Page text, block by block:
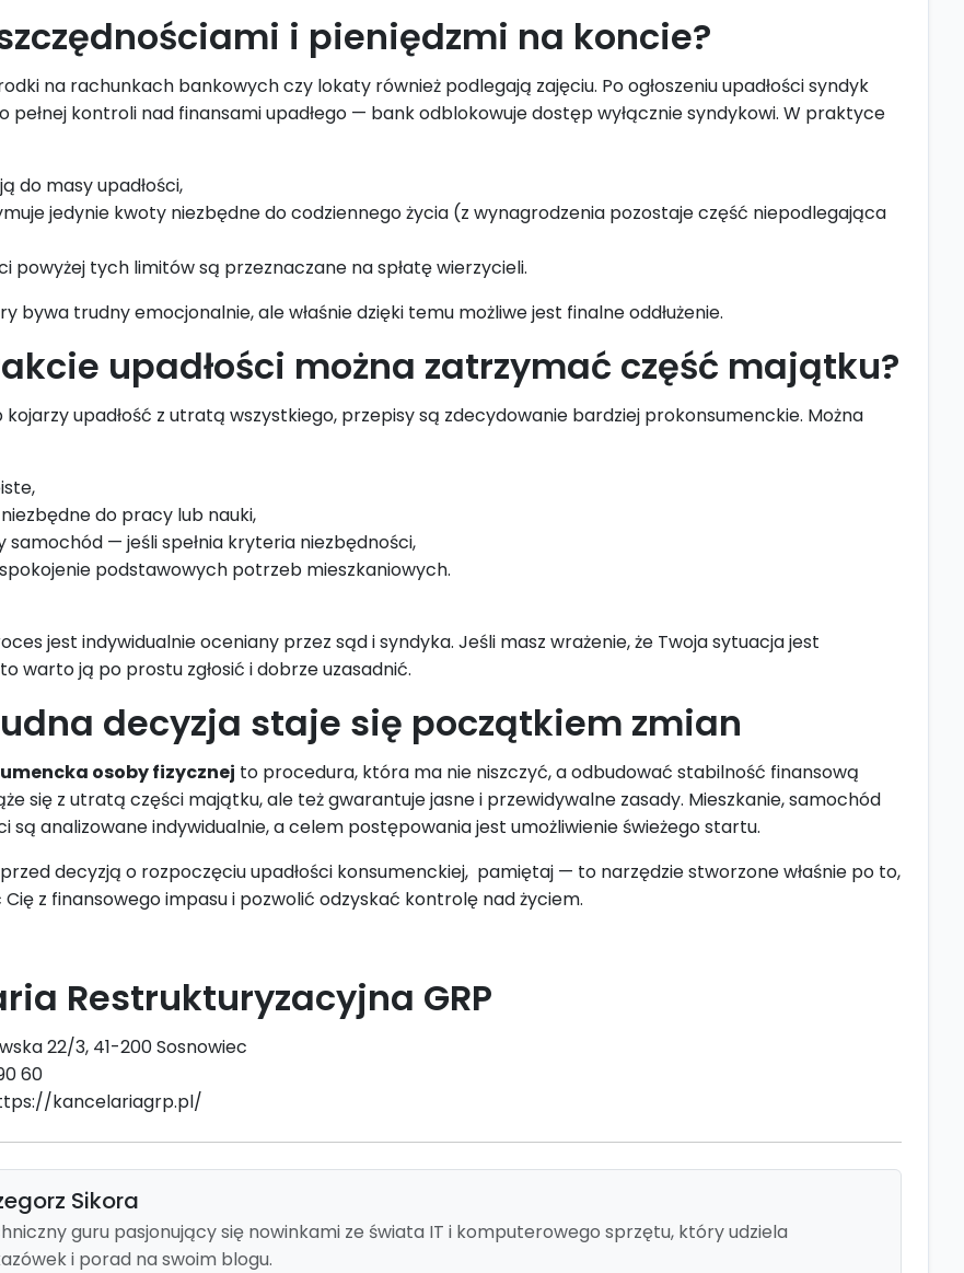
i pieniędzmi na koncie?
na rachunkach bankowych czy lokaty również podlegają zajęciu. Po ogłoszeniu upadłości syndyk
pełnej kontroli nad finansami upadłego — bank odblokowuje dostęp wyłącznie syndykowi. W praktyce
do masy upadłości,
jedynie kwoty niezbędne do codziennego życia (z wynagrodzenia pozostaje część niepodlegająca
powyżej tych limitów są przeznaczane na spłatę wierzycieli.
bywa trudny emocjonalnie, ale właśnie dzięki temu możliwe jest finalne oddłużenie.
upadłości można zatrzymać część majątku?
kojarzy upadłość z utratą wszystkiego, przepisy są zdecydowanie bardziej prokonsumenckie. Można
do pracy lub nauki,
samochód — jeśli spełnia kryteria niezbędności,
podstawowych potrzeb mieszkaniowych.
jest indywidualnie oceniany przez sąd i syndyka. Jeśli masz wrażenie, że Twoja sytuacja jest
warto ją po prostu zgłosić i dobrze uzasadnić.
decyzja staje się początkiem zmian
osoby fizycznej to procedura, która ma nie niszczyć, a odbudować stabilność finansową
się z utratą części majątku, ale też gwarantuje jasne i przewidywalne zasady. Mieszkanie, samochód
są analizowane indywidualnie, a celem postępowania jest umożliwienie świeżego startu.
decyzją o rozpoczęciu upadłości konsumenckiej, pamiętaj — to narzędzie stworzone właśnie po to,
z finansowego impasu i pozwolić odzyskać kontrolę nad życiem.
Restrukturyzacyjna GRP
22/3, 41-200 Sosnowiec
60
kancelariagrp.pl/
Sikora
guru pasjonujący się nowinkami ze świata IT i komputerowego sprzętu, który udziela
i porad na swoim blogu.